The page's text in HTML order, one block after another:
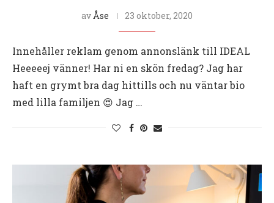
av Åse 23 oktober, 2020
Innehåller reklam genom annonslänk till IDEAL
Heeeeej vänner! Har ni en skön fredag? Jag har
haft en grymt bra dag hittills och nu väntar bio
med lilla familjen 😍 Jag …